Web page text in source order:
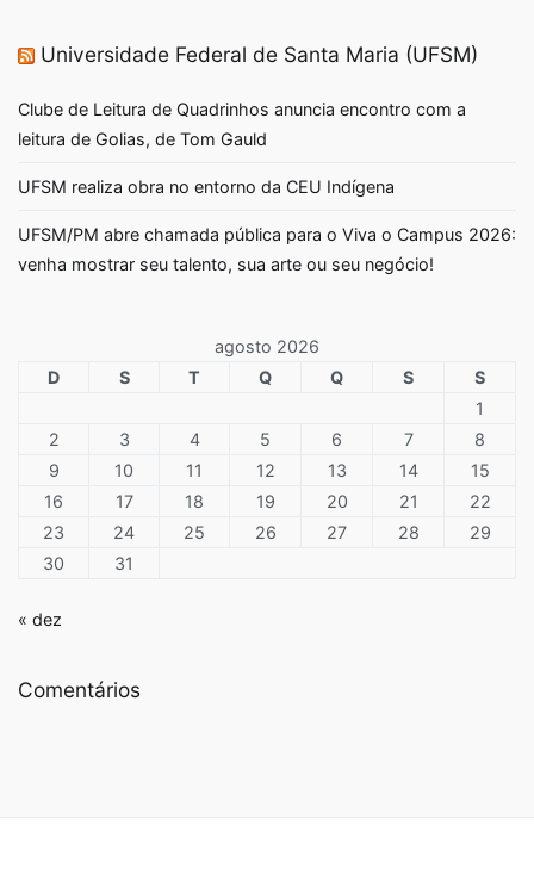
Universidade Federal de Santa Maria (UFSM)
Clube de Leitura de Quadrinhos anuncia encontro com a
leitura de Golias, de Tom Gauld
UFSM realiza obra no entorno da CEU Indígena
UFSM/PM abre chamada pública para o Viva o Campus 2026:
venha mostrar seu talento, sua arte ou seu negócio!
agosto 2026
D
S T Q Q S
S
1
2
3 4 5 6 7
8
9
10 11 12 13 14
15
16
17 18 19 20 21
22
23
24 25 26 27 28
29
30
31
« dez
Comentários